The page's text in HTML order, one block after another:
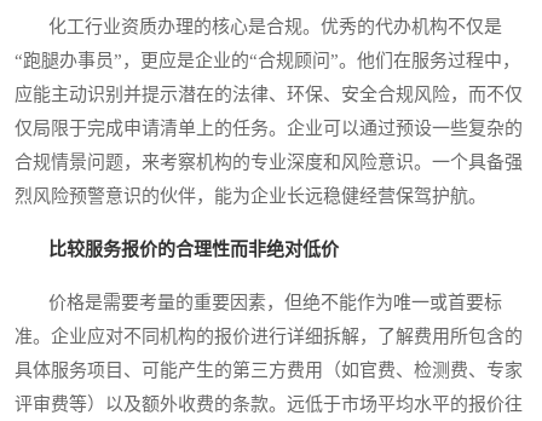
化工行业资质办理的核心是合规。优秀的代办机构不仅是
“跑腿办事员”，更应是企业的“合规顾问”。他们在服务过程中，
应能主动识别并提示潜在的法律、环保、安全合规风险，而不仅
仅局限于完成申请清单上的任务。企业可以通过预设一些复杂的
合规情景问题，来考察机构的专业深度和风险意识。一个具备强
烈风险预警意识的伙伴，能为企业长远稳健经营保驾护航。
比较服务报价的合理性而非绝对低价
价格是需要考量的重要因素，但绝不能作为唯一或首要标
准。企业应对不同机构的报价进行详细拆解，了解费用所包含的
具体服务项目、可能产生的第三方费用（如官费、检测费、专家
评审费等）以及额外收费的条款。远低于市场平均水平的报价往